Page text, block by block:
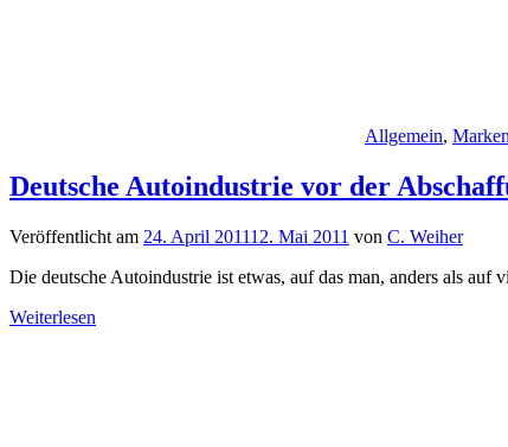
Allgemein,
Deutsche Autoindustrie vor der
Veröffentlicht am 24. April 201112. Mai 2011 von C. Weiher
Die deutsche Autoindustrie ist etwas, auf das man, anders als auf
Weiterlesen